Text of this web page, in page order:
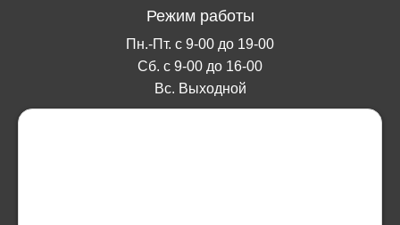
Режим работы
Пн.-Пт. с 9-00 до 19-00
Сб. с 9-00 до 16-00
Вс. Выходной